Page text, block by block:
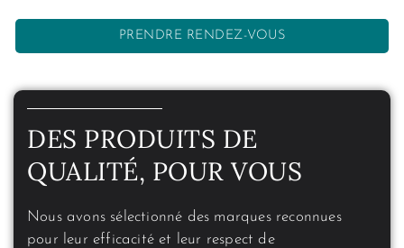
PRENDRE RENDEZ-VOUS
DES PRODUITS DE
QUALITÉ, POUR VOUS
Nous avons sélectionné des marques reconnues
pour leur efficacité et leur respect de